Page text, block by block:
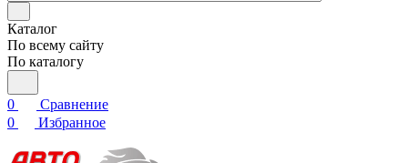
Каталог
По всему сайту
По каталогу
0
Сравнение
0
Избранное